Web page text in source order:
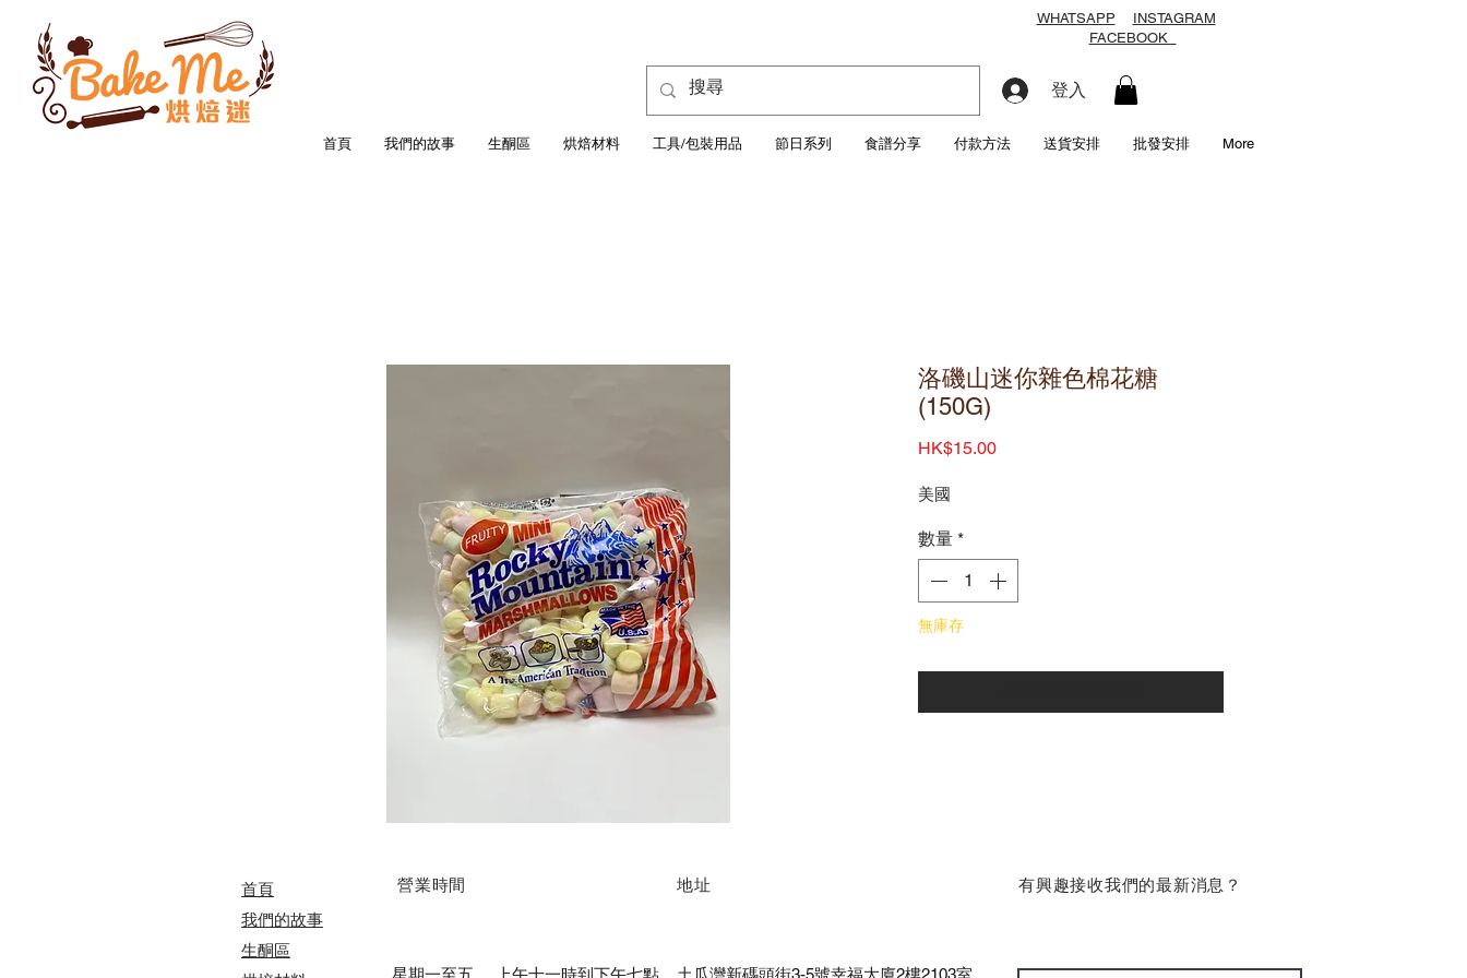
WHATSAPP
INSTAGRAM
FACEBOOK
登入
首頁 我們的故事 生酮區 烘焙材料 工具/包裝用品 節日系列 食譜分享 付款方法 送貨安排 批發安排 More
洛磯山迷你雜色棉花糖
(150G)
HK$15.00價
美國
數量 *
無庫存
首頁
我們的故事
​​生酮區
​營業時間 地址 ​有興趣接收我們的最新消息？